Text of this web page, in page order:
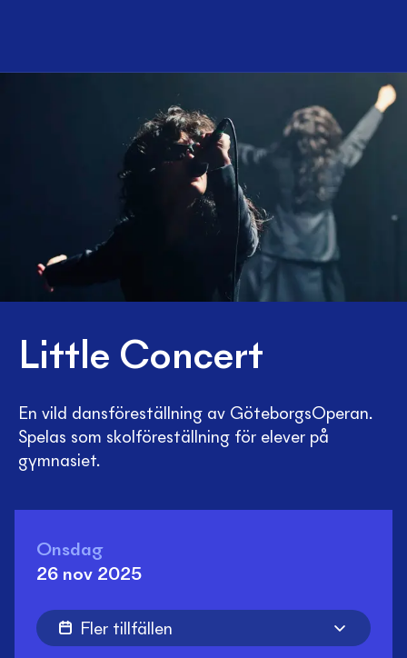
Little Concert
En vild dansföreställning av GöteborgsOperan.
Spelas som skolföreställning för elever på
gymnasiet.
Onsdag
26 nov 2025
Fler tillfällen